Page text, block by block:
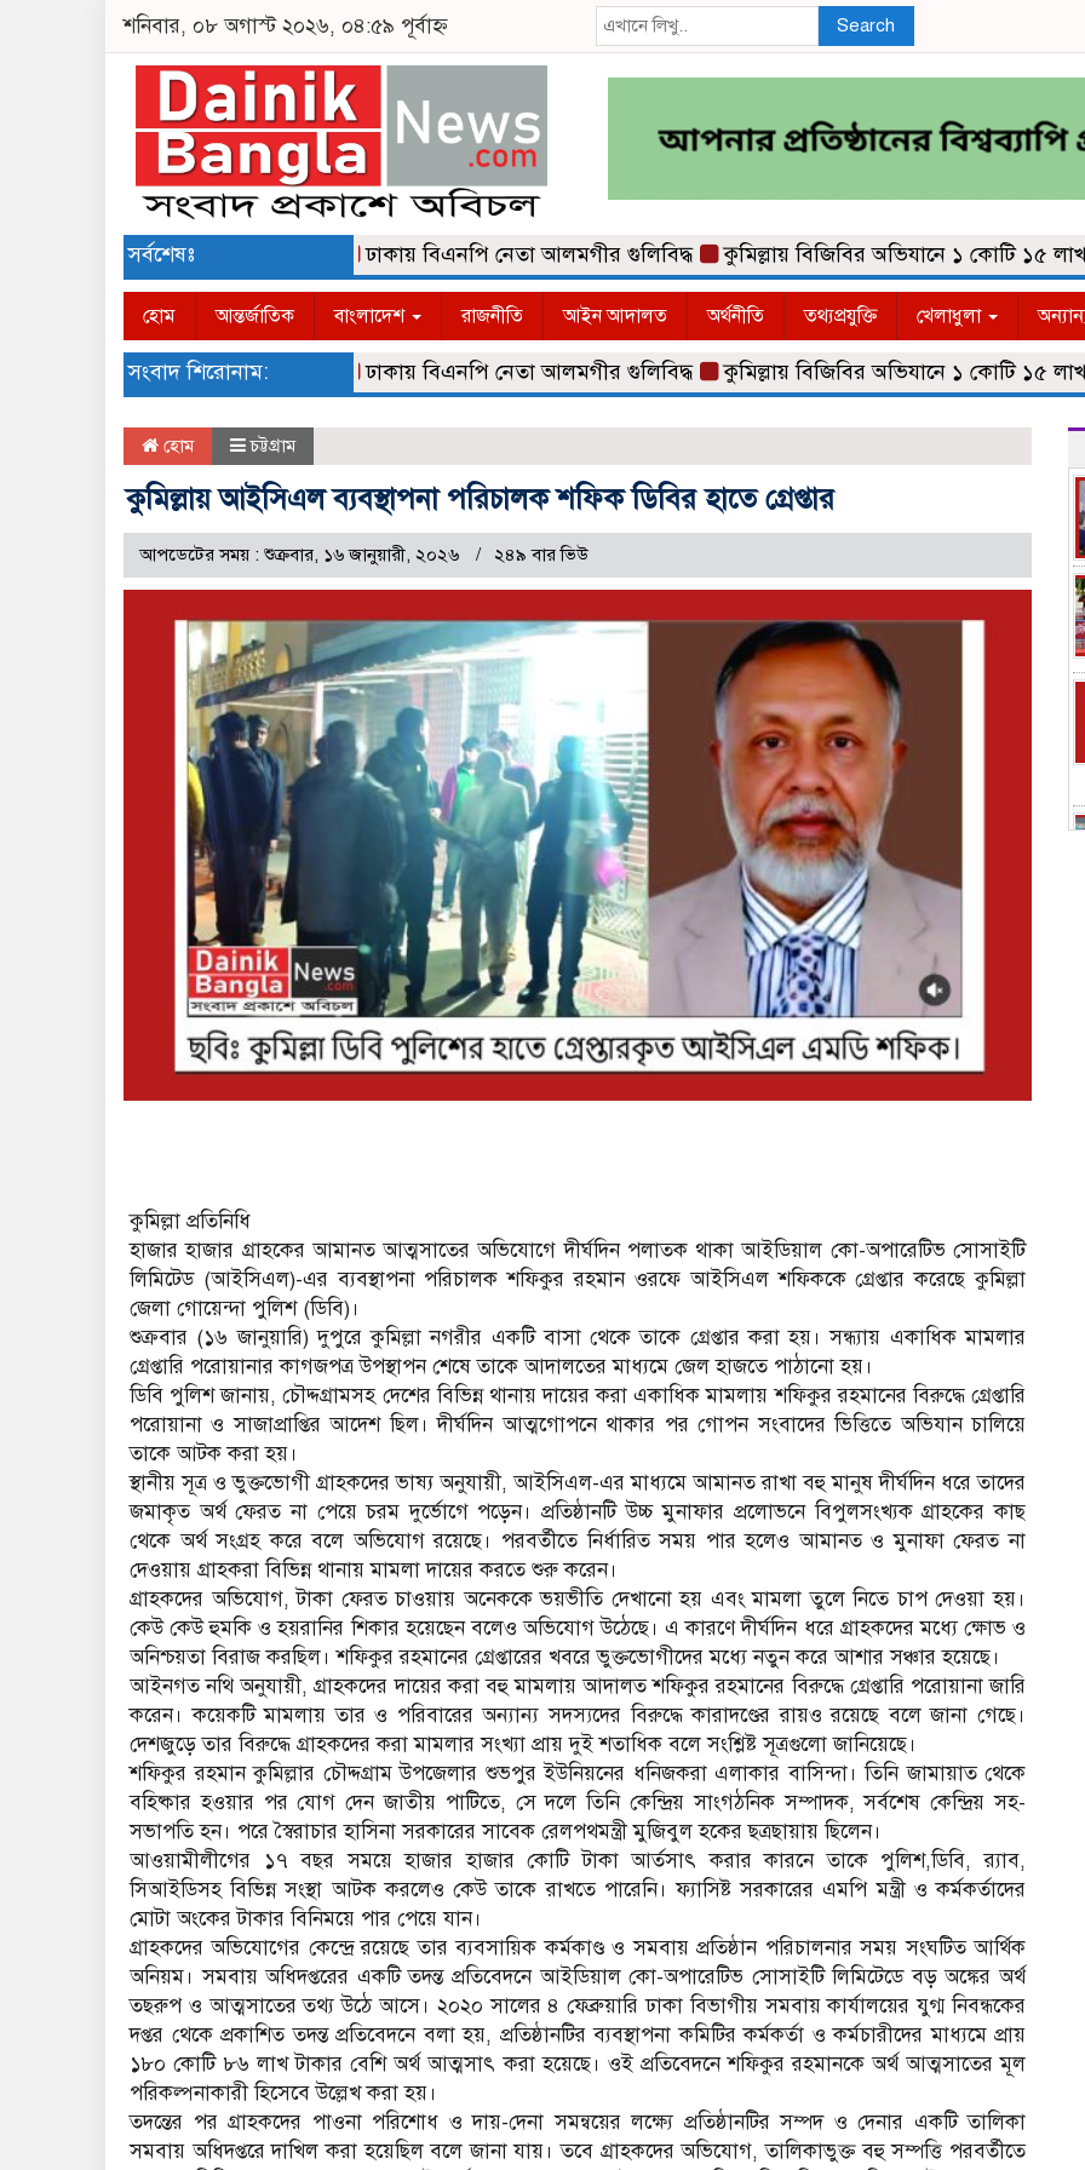
শনিবার, ০৮ অগাস্ট ২০২৬, ০৪:৫৯ পূর্বাহ্ন Search
সর্বশেষঃ ঢাকায় বিএনপি নেতা আলমগীর গুলিবিদ্ধ কুমিল্লায় বিজিবির অভিযানে ১ কোটি ১৫ লাখ
হোম আন্তর্জাতিক বাংলাদেশ রাজনীতি আইন আদালত অর্থনীতি তথ্যপ্রযুক্তি খেলাধুলা
সংবাদ শিরোনাম: ঢাকায় বিএনপি নেতা আলমগীর গুলিবিদ্ধ কুমিল্লায় বিজিবির অভিযানে ১ কোটি ১৫ লাখ
হোম চট্টগ্রাম
কুমিল্লায় আইসিএল ব্যবস্থাপনা পরিচালক শফিক ডিবির হাতে গ্রেপ্তার
আপডেটের সময় : শুক্রবার, ১৬ জানুয়ারী, ২০২৬ ২৪৯ বার ভিউ
কুমিল্লা প্রতিনিধি
হাজার হাজার গ্রাহকের আমানত আত্মসাতের অভিযোগে দীর্ঘদিন পলাতক থাকা আইডিয়াল কো-অপারেটিভ সোসাইটি
লিমিটেড (আইসিএল)-এর ব্যবস্থাপনা পরিচালক শফিকুর রহমান ওরফে আইসিএল শফিককে গ্রেপ্তার করেছে কুমিল্লা
জেলা গোয়েন্দা পুলিশ (ডিবি)।
শুক্রবার (১৬ জানুয়ারি) দুপুরে কুমিল্লা নগরীর একটি বাসা থেকে তাকে গ্রেপ্তার করা হয়। সন্ধ্যায় একাধিক মামলার
গ্রেপ্তারি পরোয়ানার কাগজপত্র উপস্থাপন শেষে তাকে আদালতের মাধ্যমে জেল হাজতে পাঠানো হয়।
ডিবি পুলিশ জানায়, চৌদ্দগ্রামসহ দেশের বিভিন্ন থানায় দায়ের করা একাধিক মামলায় শফিকুর রহমানের বিরুদ্ধে গ্রেপ্তারি
পরোয়ানা ও সাজাপ্রাপ্তির আদেশ ছিল। দীর্ঘদিন আত্মগোপনে থাকার পর গোপন সংবাদের ভিত্তিতে অভিযান চালিয়ে
তাকে আটক করা হয়।
স্থানীয় সূত্র ও ভুক্তভোগী গ্রাহকদের ভাষ্য অনুযায়ী, আইসিএল-এর মাধ্যমে আমানত রাখা বহু মানুষ দীর্ঘদিন ধরে তাদের
জমাকৃত অর্থ ফেরত না পেয়ে চরম দুর্ভোগে পড়েন। প্রতিষ্ঠানটি উচ্চ মুনাফার প্রলোভনে বিপুলসংখ্যক গ্রাহকের কাছ
থেকে অর্থ সংগ্রহ করে বলে অভিযোগ রয়েছে। পরবর্তীতে নির্ধারিত সময় পার হলেও আমানত ও মুনাফা ফেরত না
দেওয়ায় গ্রাহকরা বিভিন্ন থানায় মামলা দায়ের করতে শুরু করেন।
গ্রাহকদের অভিযোগ, টাকা ফেরত চাওয়ায় অনেককে ভয়ভীতি দেখানো হয় এবং মামলা তুলে নিতে চাপ দেওয়া হয়।
কেউ কেউ হুমকি ও হয়রানির শিকার হয়েছেন বলেও অভিযোগ উঠেছে। এ কারণে দীর্ঘদিন ধরে গ্রাহকদের মধ্যে ক্ষোভ ও
অনিশ্চয়তা বিরাজ করছিল। শফিকুর রহমানের গ্রেপ্তারের খবরে ভুক্তভোগীদের মধ্যে নতুন করে আশার সঞ্চার হয়েছে।
আইনগত নথি অনুযায়ী, গ্রাহকদের দায়ের করা বহু মামলায় আদালত শফিকুর রহমানের বিরুদ্ধে গ্রেপ্তারি পরোয়ানা জারি
করেন। কয়েকটি মামলায় তার ও পরিবারের অন্যান্য সদস্যদের বিরুদ্ধে কারাদণ্ডের রায়ও রয়েছে বলে জানা গেছে।
দেশজুড়ে তার বিরুদ্ধে গ্রাহকদের করা মামলার সংখ্যা প্রায় দুই শতাধিক বলে সংশ্লিষ্ট সূত্রগুলো জানিয়েছে।
শফিকুর রহমান কুমিল্লার চৌদ্দগ্রাম উপজেলার শুভপুর ইউনিয়নের ধনিজকরা এলাকার বাসিন্দা। তিনি জামায়াত থেকে
বহিষ্কার হওয়ার পর যোগ দেন জাতীয় পাটিতে, সে দলে তিনি কেন্দ্রিয় সাংগঠনিক সম্পাদক, সর্বশেষ কেন্দ্রিয় সহ-
সভাপতি হন। পরে স্বৈরাচার হাসিনা সরকারের সাবেক রেলপথমন্ত্রী মুজিবুল হকের ছত্রছায়ায় ছিলেন।
আওয়ামীলীগের ১৭ বছর সময়ে হাজার হাজার কোটি টাকা আর্তসাৎ করার কারনে তাকে পুলিশ,ডিবি, র‌্যাব,
সিআইডিসহ বিভিন্ন সংস্থা আটক করলেও কেউ তাকে রাখতে পারেনি। ফ্যাসিষ্ট সরকারের এমপি মন্ত্রী ও কর্মকর্তাদের
মোটা অংকের টাকার বিনিময়ে পার পেয়ে যান।
গ্রাহকদের অভিযোগের কেন্দ্রে রয়েছে তার ব্যবসায়িক কর্মকাণ্ড ও সমবায় প্রতিষ্ঠান পরিচালনার সময় সংঘটিত আর্থিক
অনিয়ম। সমবায় অধিদপ্তরের একটি তদন্ত প্রতিবেদনে আইডিয়াল কো-অপারেটিভ সোসাইটি লিমিটেডে বড় অঙ্কের অর্থ
তছরুপ ও আত্মসাতের তথ্য উঠে আসে। ২০২০ সালের ৪ ফেব্রুয়ারি ঢাকা বিভাগীয় সমবায় কার্যালয়ের যুগ্ম নিবন্ধকের
দপ্তর থেকে প্রকাশিত তদন্ত প্রতিবেদনে বলা হয়, প্রতিষ্ঠানটির ব্যবস্থাপনা কমিটির কর্মকর্তা ও কর্মচারীদের মাধ্যমে প্রায়
১৮০ কোটি ৮৬ লাখ টাকার বেশি অর্থ আত্মসাৎ করা হয়েছে। ওই প্রতিবেদনে শফিকুর রহমানকে অর্থ আত্মসাতের মূল
পরিকল্পনাকারী হিসেবে উল্লেখ করা হয়।
তদন্তের পর গ্রাহকদের পাওনা পরিশোধ ও দায়-দেনা সমন্বয়ের লক্ষ্যে প্রতিষ্ঠানটির সম্পদ ও দেনার একটি তালিকা
সমবায় অধিদপ্তরে দাখিল করা হয়েছিল বলে জানা যায়। তবে গ্রাহকদের অভিযোগ, তালিকাভুক্ত বহু সম্পত্তি পরবর্তীতে